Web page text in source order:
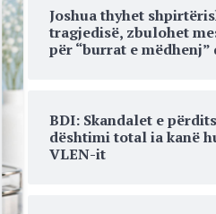
Joshua thyhet
tragjedisë, zbulohet
për “burrat e
BDI: Skandalet e
dështimi total ia kanë
VLEN-it